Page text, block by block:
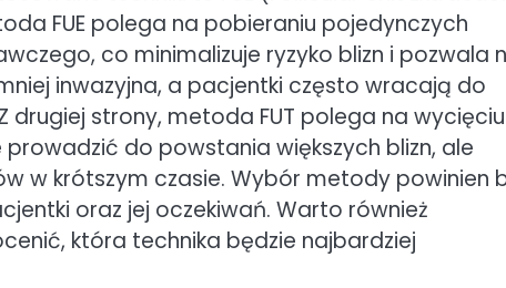
FUE polega na pobieraniu pojedynczych
co minimalizuje ryzyko blizn i pozwala
inwazyjna, a pacjentki często wracają do
strony, metoda FUT polega na wycięciu
do powstania większych blizn, ale
w krótszym czasie. Wybór metody powinien
oraz jej oczekiwań. Warto również
która technika będzie najbardziej